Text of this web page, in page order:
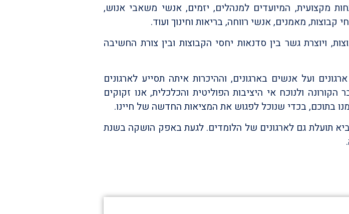
מקצועית, המיועדים למנהלים, יזמים, אנשי משאבי אנוש,
קבוצות, מאמנים, אנשי רווחה, בריאות וחינוך ועוד.
ויוצרת גשר בין סדנאות יחסי הקבוצות ובין צורת החשיבה
ארגונים ועל אנשים בארגונים, וההיכרות איתה תסייע לארגונים
הקורונה ולנוכח אי היציבות הפוליטית והכלכלית,אנו זקוקים
בתוכם, בכדי שנוכל לפגוש את המציאות החדשה של חיינו.
תועלת גם לארגונים של הלומדים.לגעת באפק הושקה בשנת